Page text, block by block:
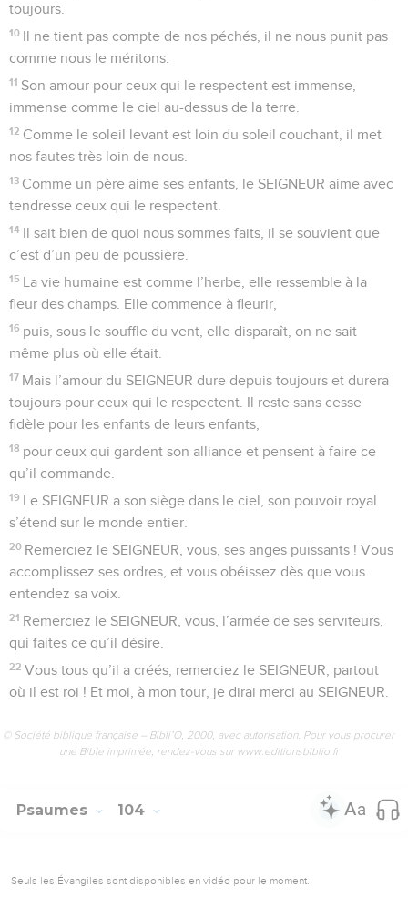
toujours.
10 Il ne tient pas compte de nos péchés, il ne nous punit pas
comme nous le méritons.
11 Son amour pour ceux qui le respectent est immense,
immense comme le ciel au-dessus de la terre.
12 Comme le soleil levant est loin du soleil couchant, il met
nos fautes très loin de nous.
13 Comme un père aime ses enfants, le SEIGNEUR aime avec
tendresse ceux qui le respectent.
14 Il sait bien de quoi nous sommes faits, il se souvient que
c’est d’un peu de poussière.
15 La vie humaine est comme l’herbe, elle ressemble à la
fleur des champs. Elle commence à fleurir,
16 puis, sous le souffle du vent, elle disparaît, on ne sait
même plus où elle était.
17 Mais l’amour du SEIGNEUR dure depuis toujours et durera
toujours pour ceux qui le respectent. Il reste sans cesse
fidèle pour les enfants de leurs enfants,
18 pour ceux qui gardent son alliance et pensent à faire ce
qu’il commande.
19 Le SEIGNEUR a son siège dans le ciel, son pouvoir royal
s’étend sur le monde entier.
20 Remerciez le SEIGNEUR, vous, ses anges puissants ! Vous
accomplissez ses ordres, et vous obéissez dès que vous
entendez sa voix.
21 Remerciez le SEIGNEUR, vous, l’armée de ses serviteurs,
qui faites ce qu’il désire.
22 Vous tous qu’il a créés, remerciez le SEIGNEUR, partout
où il est roi ! Et moi, à mon tour, je dirai merci au SEIGNEUR.
© Société biblique française – Bibli’O, 2000, avec autorisation. Pour vous procurer
une Bible imprimée, rendez-vous sur www.editionsbiblio.fr
Psaumes 104
Seuls les Évangiles sont disponibles en vidéo pour le moment.